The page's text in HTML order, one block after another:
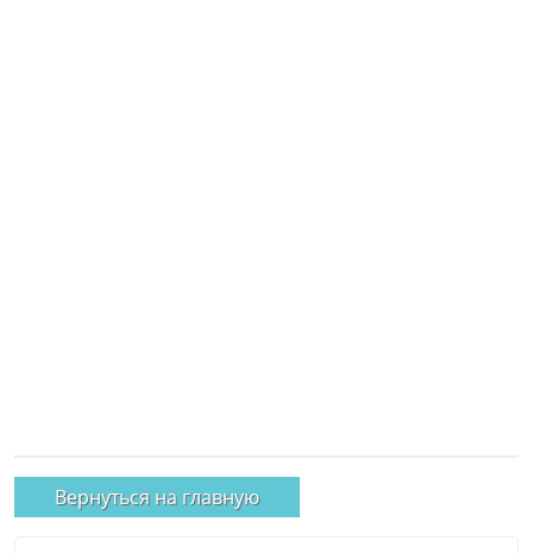
Вернуться на главную